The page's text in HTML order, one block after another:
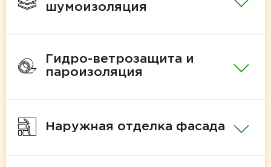
шумоизоляция
Гидро-ветрозащита и
пароизоляция
Наружная отделка фасада